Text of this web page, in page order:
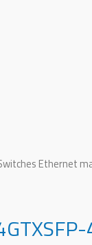
Ethernet